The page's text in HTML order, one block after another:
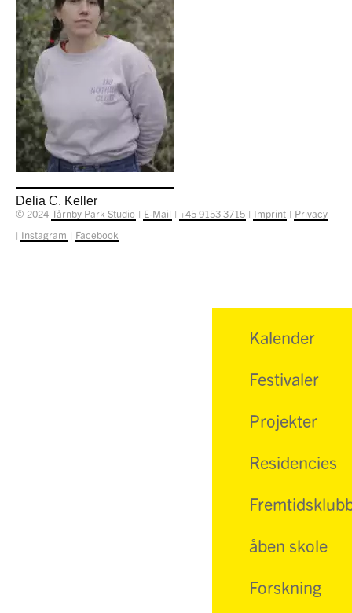
Delia C. Keller
© 2024 Tårnby Park Studio | E-Mail | +45 9153 3715 | Imprint | Privacy
| Instagram | Facebook
Kalender
Festivaler
Projekter
Residencies
åben skole
Forskning